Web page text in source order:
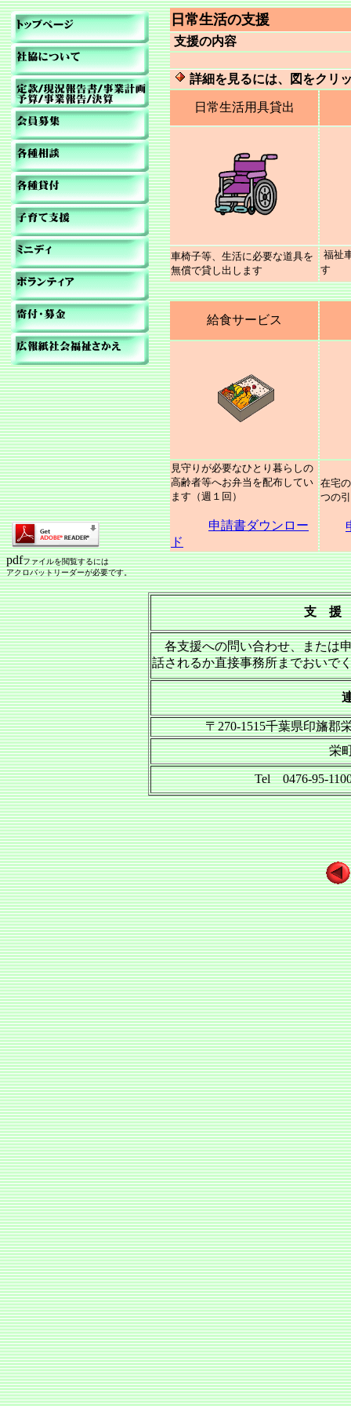
日常生活の支援
支援の内容
詳細を見るには、図をクリ
日常生活用具貸出
車椅子等、生活に必要な道具を
無償で貸し出します
福祉
す
給食サービス
見守りが必要なひとり暮らしの
高齢者等へお弁当を配布してい
ます（週１回）
申請書ダウンロー
ド
在宅
つの
pdfファイルを閲覧するには
アクロバットリーダーが必要です。
支 援
各支援への問い合わせ、または
話されるか直接事務所までおいで
〒270-1515千葉県印旛郡
栄
Tel 0476-95-